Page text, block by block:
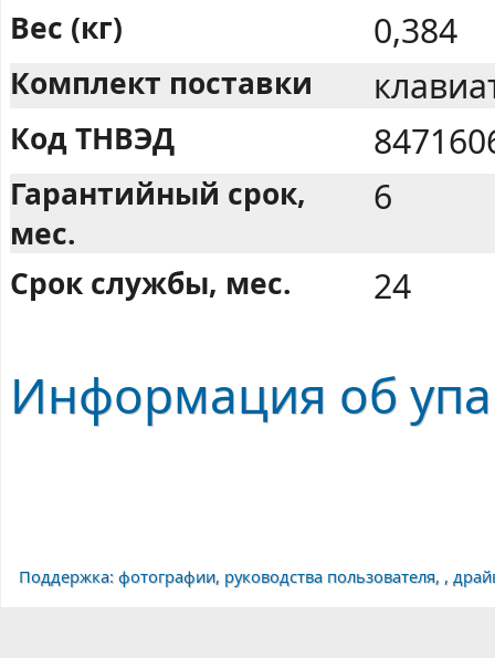
Вес (кг) 0,384
Комплект поставки
Код ТНВЭД
Гарантийный срок,
мес.
6
Срок службы, мес. 24
Информация об
Поддержка: фотографии, руководства пользователя, ,